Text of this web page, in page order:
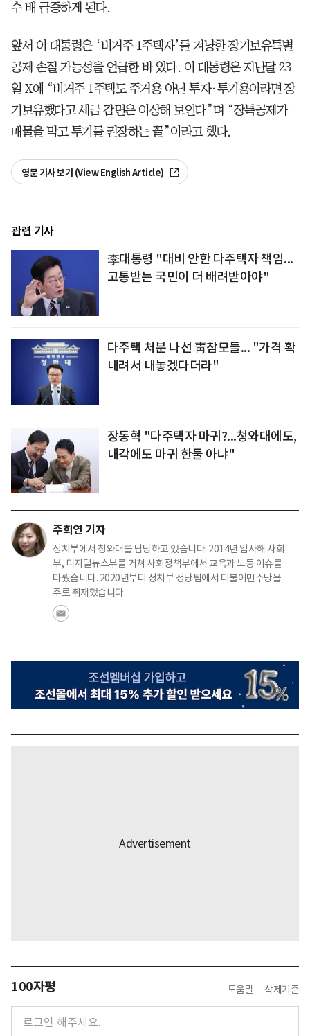
수 배 급증하게 된다.
앞서 이 대통령은 ‘비거주 1주택자’를 겨냥한 장기보유특별
공제 손질 가능성을 언급한 바 있다. 이 대통령은 지난달 23
일 X에 “비거주 1주택도 주거용 아닌 투자·투기용이라면 장
기보유했다고 세금 감면은 이상해 보인다”며 “장특공제가
매물을 막고 투기를 권장하는 꼴”이라고 했다.
영문 기사 보기 (View English Article)
관련 기사
李대통령 "대비 안한 다주택자 책임...
고통받는 국민이 더 배려받아야"
다주택 처분 나선 靑참모들... "가격 확
내려서 내놓겠다더라"
장동혁 "다주택자 마귀?...청와대에도,
내각에도 마귀 한둘 아냐"
주희연 기자
정치부에서 청와대를 담당하고 있습니다. 2014년 입사해 사회
부, 디지털뉴스부를 거쳐 사회정책부에서 교육과 노동 이슈를
다뤘습니다. 2020년부터 정치부 정당팀에서 더불어민주당을
주로 취재했습니다.
100자평 도움말 삭제기준